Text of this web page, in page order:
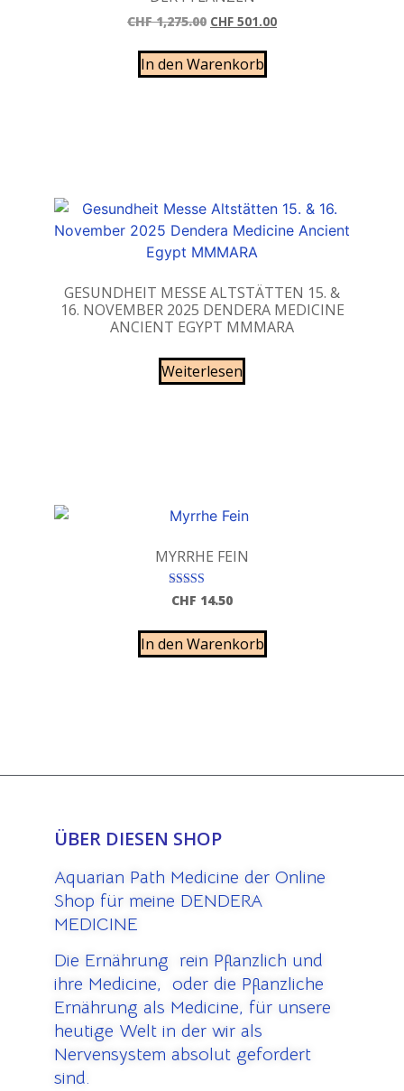
CHF1,275.00 CHF 501.00
In den Warenkorb
GESUNDHEIT MESSE ALTSTÄTTEN 15. &
16. NOVEMBER 2025 DENDERA MEDICINE
ANCIENT EGYPT MMMARA
Weiterlesen
MYRRHE FEIN
Bewertet mit
5.00
CHF 14.50
In den Warenkorb
ÜBER DIESEN SHOP
Aquarian Path Medicine der Online
Shop für meine DENDERA
MEDICINE
Die Ernährung rein Pflanzlich und
ihre Medicine, oder die Pflanzliche
Ernährung als Medicine, für unsere
heutige Welt in der wir als
Nervensystem absolut gefordert
sind.